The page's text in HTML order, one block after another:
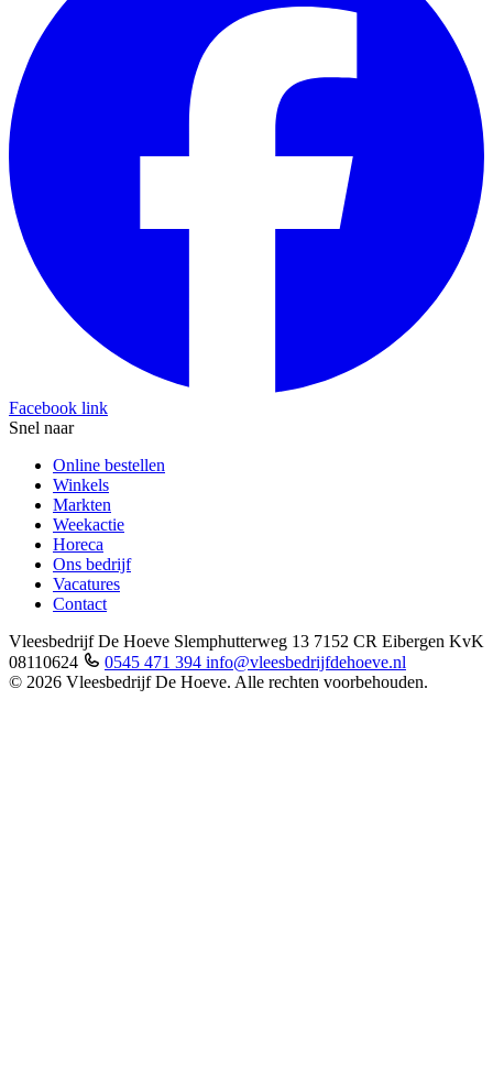
Facebook link
Snel naar
Online bestellen
Winkels
Markten
Weekactie
Horeca
Ons bedrijf
Vacatures
Contact
Vleesbedrijf De Hoeve Slemphutterweg 13 7152 CR Eibergen KvK
08110624
0545 471 394 info@vleesbedrijfdehoeve.nl
© 2026 Vleesbedrijf De Hoeve. Alle rechten voorbehouden.